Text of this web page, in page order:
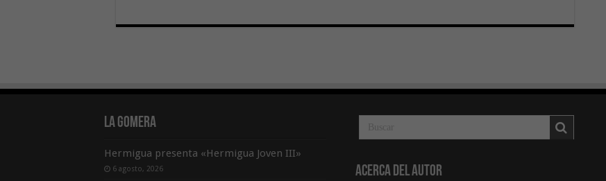
La Gomera
Hermigua presenta «Hermigua Joven III»
6 agosto, 2026 Acerca del Autor